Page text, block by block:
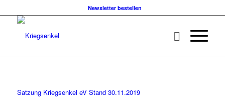
Newsletter bestellen
Satzung Kriegsenkel eV Stand 30.11.2019